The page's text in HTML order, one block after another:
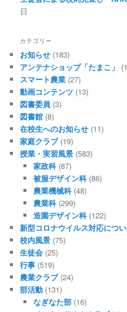
日
カテゴリー
お知らせ (183)
アンテナショップ「たまこ」
スマート農業 (27)
動画コンテンツ (13)
図書委員 (3)
図書館 (8)
在校生へのお知らせ (11)
家庭クラブ(19)
授業・実習風景 (583)
家政科(87)
被服デザイン科(86)
農業機械科(48)
農業科(299)
造園デザイン科(122)
新型コロナウイルス対応につ
校内風景 (75)
生徒会 (25)
行事 (519)
農業クラブ(24)
部活動 (131)
なぎなた部(16)